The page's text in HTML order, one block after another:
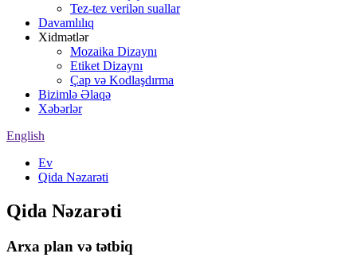
Tez-tez verilən suallar
Davamlılıq
Xidmətlər
Mozaika Dizaynı
Etiket Dizaynı
Çap və Kodlaşdırma
Bizimlə Əlaqə
Xəbərlər
English
Ev
Qida Nəzarəti
Qida Nəzarəti
Arxa plan və tətbiq